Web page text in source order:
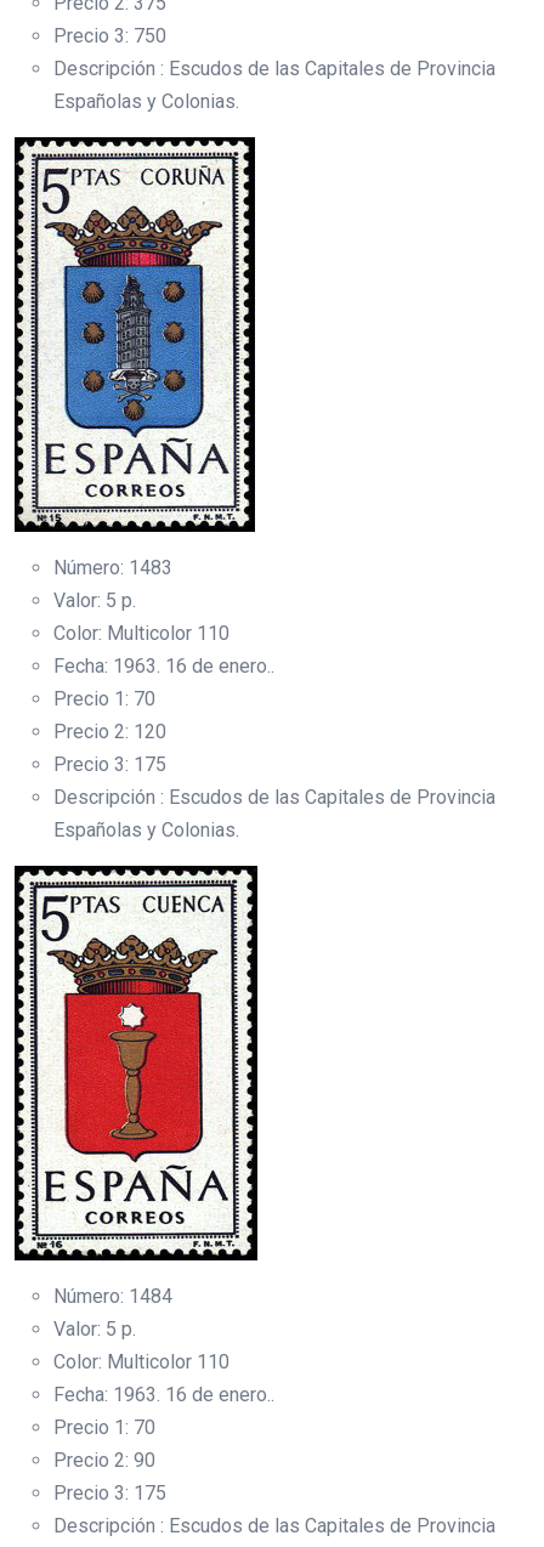
Precio 3: 750
Descripción : Escudos de las Capitales de Provincia
Españolas y Colonias.
Número: 1483
Valor: 5 p.
Color: Multicolor 110
Fecha: 1963. 16 de enero..
Precio 1: 70
Precio 2: 120
Precio 3: 175
Descripción : Escudos de las Capitales de Provincia
Españolas y Colonias.
Número: 1484
Valor: 5 p.
Color: Multicolor 110
Fecha: 1963. 16 de enero..
Precio 1: 70
Precio 2: 90
Precio 3: 175
Descripción : Escudos de las Capitales de Provincia